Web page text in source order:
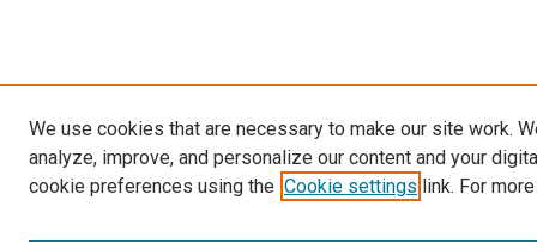
We use cookies that are necessary to make our site work.
analyze, improve, and personalize our content and your
cookie preferences using the Cookie settings link. For